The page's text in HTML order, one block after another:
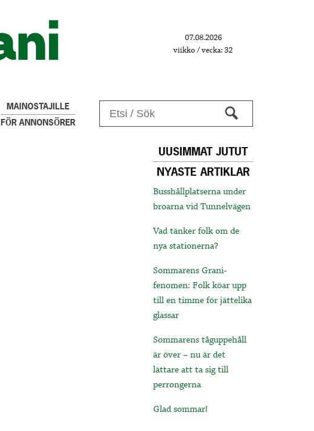
07.08.2026
viikko / vecka: 32
MAINOSTAJILLE
FÖR ANNONSÖRER
UUSIMMAT JUTUT
NYASTE ARTIKLAR
Busshållplatserna under
broarna vid Tunnelvägen
Vad tänker folk om de
nya stationerna?
Sommarens Grani-
fenomen: Folk köar upp
till en timme för jättelika
glassar
Sommarens tåguppehåll
är över – nu är det
lättare att ta sig till
perrongerna
Glad sommar!